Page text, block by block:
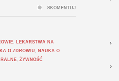
, LEKARSTWA NA
O ZDROWIU, NAUKA O
, ŻYWNOŚĆ
SKOMENTUJ